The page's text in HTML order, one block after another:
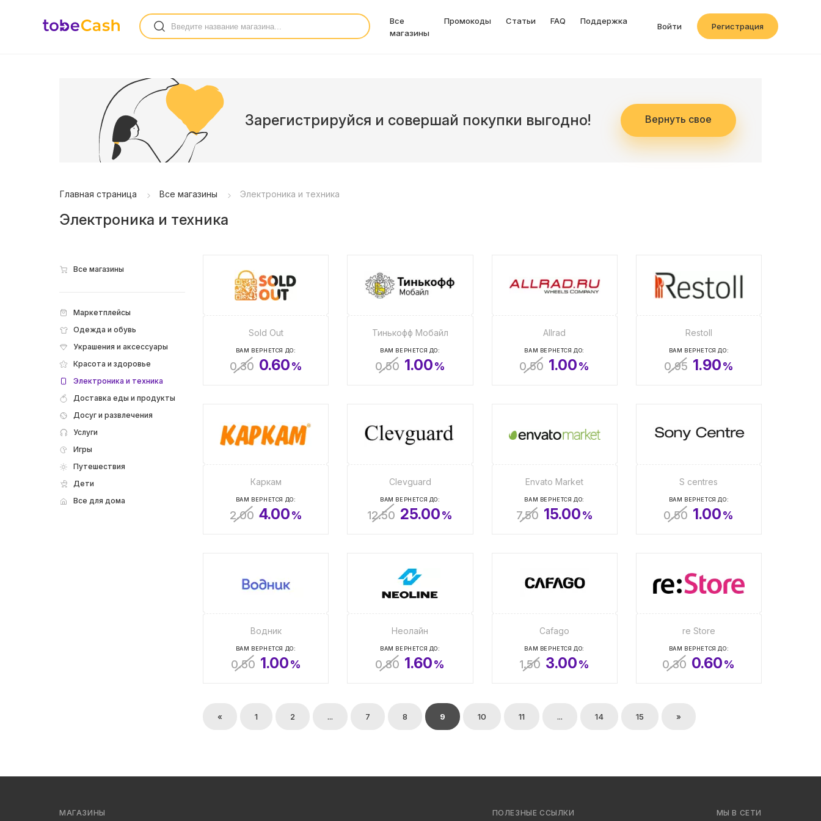
Все
магазины
Промокоды Статьи FAQ Поддержка
Войти Регистрация
Зарегистрируйся и совершай покупки выгодно! Вернуть свое
Главная страница Все магазины Электроника и техника
Электроника и техника
Все магазины
Маркетплейсы
Одежда и обувь
Украшения и аксессуары
Красота и здоровье
Электроника и техника
Доставка еды и продукты
Досуг и развлечения
Услуги
Игры
Путешествия
Дети
Все для дома
Sold Out
ВАМ ВЕРНЕТСЯ ДО:
0.30 0.60%
Тинькофф Мобайл
ВАМ ВЕРНЕТСЯ ДО:
0.50 1.00%
Allrad
ВАМ ВЕРНЕТСЯ ДО:
0.50 1.00%
Restoll
ВАМ ВЕРНЕТСЯ ДО:
0.95 1.90%
Каркам
ВАМ ВЕРНЕТСЯ ДО:
2.00 4.00%
Clevguard
ВАМ ВЕРНЕТСЯ ДО:
12.50 25.00%
Envato Market
ВАМ ВЕРНЕТСЯ ДО:
7.50 15.00%
S centres
ВАМ ВЕРНЕТСЯ ДО:
0.50 1.00%
Водник
ВАМ ВЕРНЕТСЯ ДО:
0.50 1.00%
Неолайн
ВАМ ВЕРНЕТСЯ ДО:
0.80 1.60%
Cafago
ВАМ ВЕРНЕТСЯ ДО:
1.50 3.00%
re Store
ВАМ ВЕРНЕТСЯ ДО:
0.30 0.60%
« 1 2 ... 7 8 9 10 11 ... 14 15 »
МАГАЗИНЫ ПОЛЕЗНЫЕ ССЫЛКИ МЫ В СЕТИ